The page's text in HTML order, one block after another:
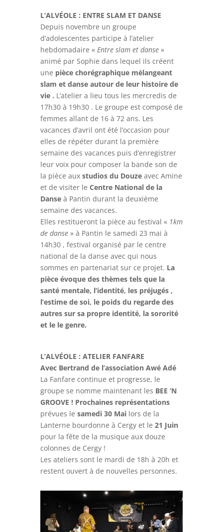
L’ALVÉOLE : ENTRE SLAM ET DANSE
Depuis novembre un groupe
d’adolescentes participe à l’atelier
hebdomadaire « Entre slam et danse»
animé par Sophie dans lequel ils créent
une pièce chorégraphique mélangeant
slam et danse autour de leur histoire de
vie . L’atelier a lieu tous les mercredis de
17h30 à 19h30 . Le groupe est composé de
femmes allant de 16 à 72 ans. Les
vacances d’avril ont été l’occasion pour
elles de répéter durant la première
semaine des vacances puis d’enregistrer
leur voix pour composer la bande son de
la pièce aux studios du Douzeavec Amine
et de visiter le Centre National de la
Danseà Pantin durant la deuxième
semaine des vacances.
Elles restitueront la pièce au festival « 1km
de danse» à Pantin le samedi 23 mai à
14h30 , festival organisé par le centre
national de la danse avec qui nous
sommes en partenariat sur ce projet. La
pièce évoque des thèmes tels que la
santé mentale, l’identité, les préjugés ,
l’estime de soi, le poids du regarde des
autres sur sa propre identité, la sororité
et le le genre.
L’ALVÉOLE : ATELIER FANFARE
Avec Bertrand de l’association Awé Adé
La Fanfare continue et progresse, le
groupe se nomme maintenant les BEE ‘N
GROOVE ! Prochaines représentations
prévues le samedi 30 Mailors de la
Lanterne bourdonne à Cergy et le 21 Juin
pour la fête de la musique aux douze
colonnes de Cergy !
Les ateliers sont le mardi de 18h à 20h et
restent ouvert à de nouvelles personnes.